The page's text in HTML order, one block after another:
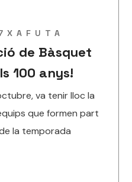
de Bàsquet
100 anys!
va tenir lloc la
que formen part
la temporada